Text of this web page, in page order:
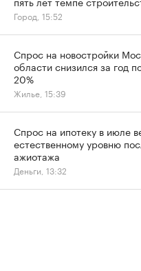
Город, 15:52
Спрос на новостройки
области снизился за год
20%
Жилье, 15:39
Спрос на ипотеку в июле
естественному уровню
ажиотажа
Деньги, 13:32